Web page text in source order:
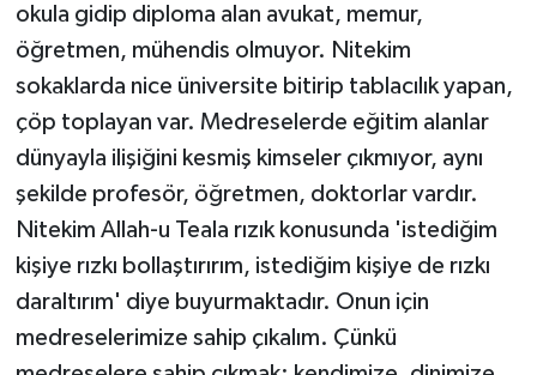
okula gidip diploma alan avukat, memur,
öğretmen, mühendis olmuyor. Nitekim
sokaklarda nice üniversite bitirip tablacılık yapan,
çöp toplayan var. Medreselerde eğitim alanlar
dünyayla ilişiğini kesmiş kimseler çıkmıyor, aynı
şekilde profesör, öğretmen, doktorlar vardır.
Nitekim Allah-u Teala rızık konusunda 'istediğim
kişiye rızkı bollaştırırım, istediğim kişiye de rızkı
daraltırım' diye buyurmaktadır. Onun için
medreselerimize sahip çıkalım. Çünkü